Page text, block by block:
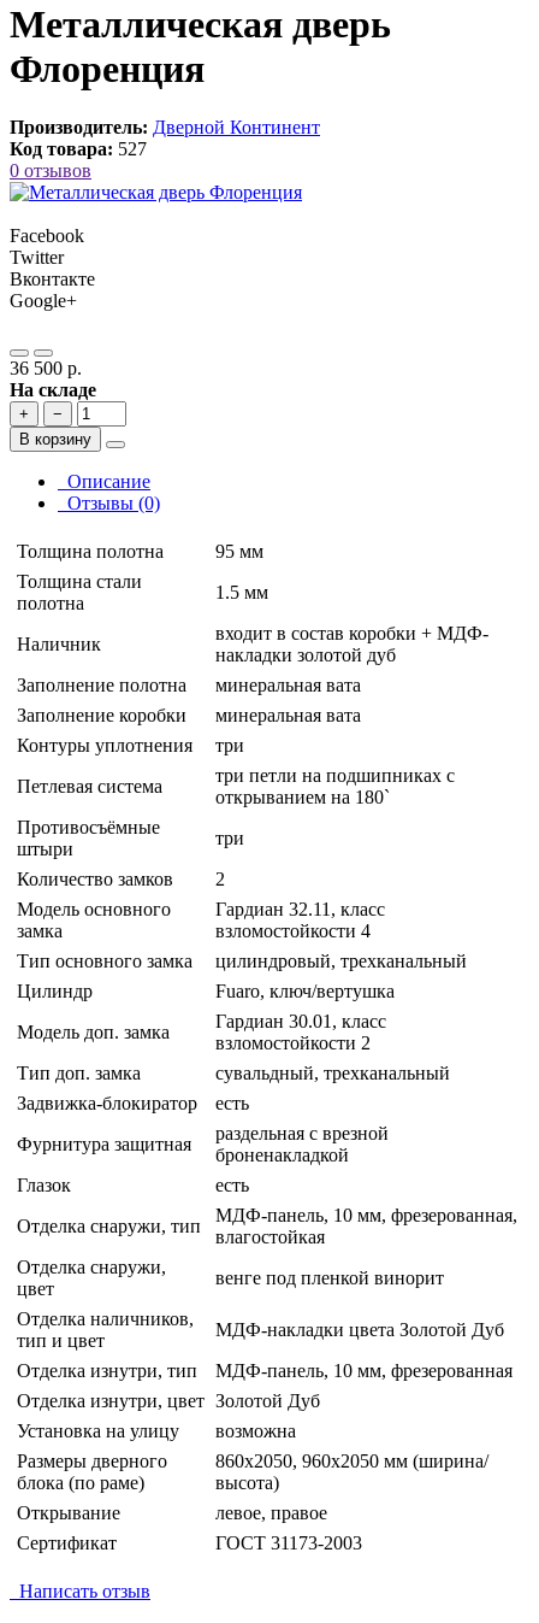
Металлическая дверь
Флоренция
Производитель: Дверной Континент
Код товара: 527
0 отзывов
Facebook
Twitter
Вконтакте
Google+
36 500 р.
На складе
+
−
В корзину
Описание
Отзывы (0)
Толщина полотна
95 мм
Толщина стали
полотна
1.5 мм
Наличник
входит в состав коробки + МДФ-
накладки золотой дуб
Заполнение полотна
минеральная вата
Заполнение коробки
минеральная вата
Контуры уплотнения
три
Петлевая система
три петли на подшипниках с
открыванием на 180`
Противосъёмные
штыри
три
Количество замков
2
Модель основного
замка
Гардиан 32.11, класс
взломостойкости 4
Тип основного замка
цилиндровый, трехканальный
Цилиндр
Fuaro, ключ/вертушка
Модель доп. замка
Гардиан 30.01, класс
взломостойкости 2
Тип доп. замка
сувальдный, трехканальный
Задвижка-блокиратор
есть
Фурнитура защитная
раздельная с врезной
броненакладкой
Глазок
есть
Отделка снаружи, тип
МДФ-панель, 10 мм, фрезерованная,
влагостойкая
Отделка снаружи,
цвет
венге под пленкой винорит
Отделка наличников,
тип и цвет
МДФ-накладки цвета Золотой Дуб
Отделка изнутри, тип
МДФ-панель, 10 мм, фрезерованная
Отделка изнутри, цвет Золотой Дуб
Установка на улицу
возможна
Размеры дверного
блока (по раме)
860х2050, 960х2050 мм (ширина/
высота)
Открывание
левое, правое
Сертификат
ГОСТ 31173-2003
Написать отзыв